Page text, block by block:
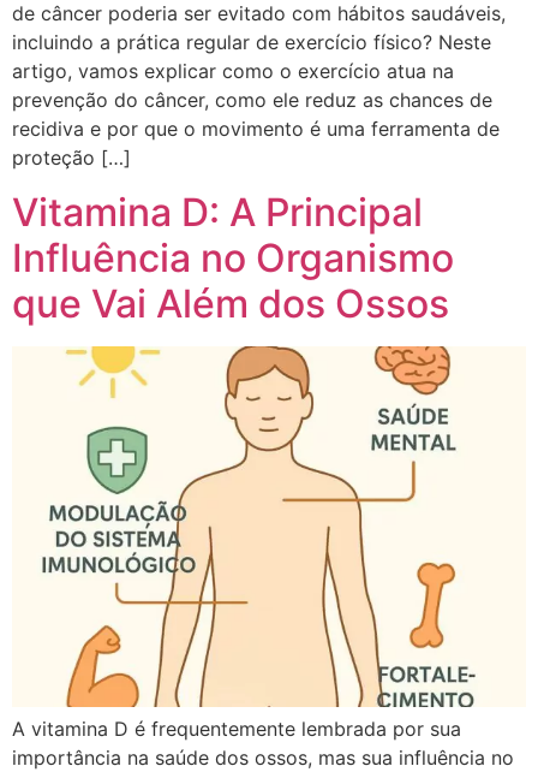
de câncer poderia ser evitado com hábitos saudáveis,
incluindo a prática regular de exercício físico? Neste
artigo, vamos explicar como o exercício atua na
prevenção do câncer, como ele reduz as chances de
recidiva e por que o movimento é uma ferramenta de
proteção […]
Vitamina D: A Principal
Influência no Organismo
que Vai Além dos Ossos
A vitamina D é frequentemente lembrada por sua
importância na saúde dos ossos, mas sua influência no